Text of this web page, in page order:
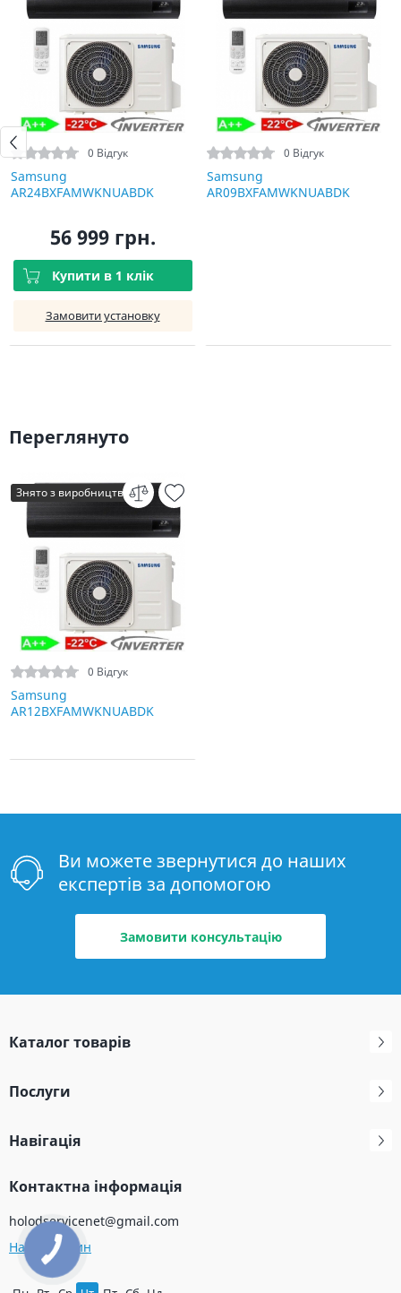
0 Відгук
Samsung
AR24BXFAMWKNUABDK
56 999 грн.
Купити в 1 клік
Замовити установку
0 Відгук
Samsung
AR09BXFAMWKNUABDK
Переглянуто
Знято з виробництва
0 Відгук
Samsung
AR12BXFAMWKNUABDK
Ви можете звернутися до наших
експертів за допомогою
Замовити консультацію
Каталог товарів
Послуги
Навігація
Контактна інформація
holodservicenet@gmail.com
Наш магазин